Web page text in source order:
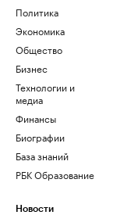
Политика
Экономика
Общество
Бизнес
Технологии и
медиа
Финансы
Биографии
База знаний
РБК Образование
Новости